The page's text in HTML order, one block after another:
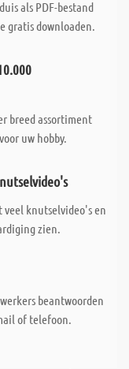
als PDF-bestand
gratis downloaden.
breed assortiment
uw hobby.
knutselvideo's en
zien.
beantwoorden
of telefoon.